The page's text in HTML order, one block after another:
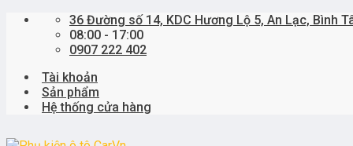
Skip
36 Đường số 14, KDC Hương Lộ 5, An Lạc, Bình
08:00 - 17:00
0907 222 402
Tài khoản
Sản phẩm
Hệ thống cửa hàng